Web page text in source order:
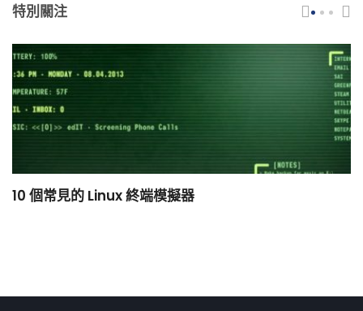
特別關注
10 個常見的 Linux 終端模擬器